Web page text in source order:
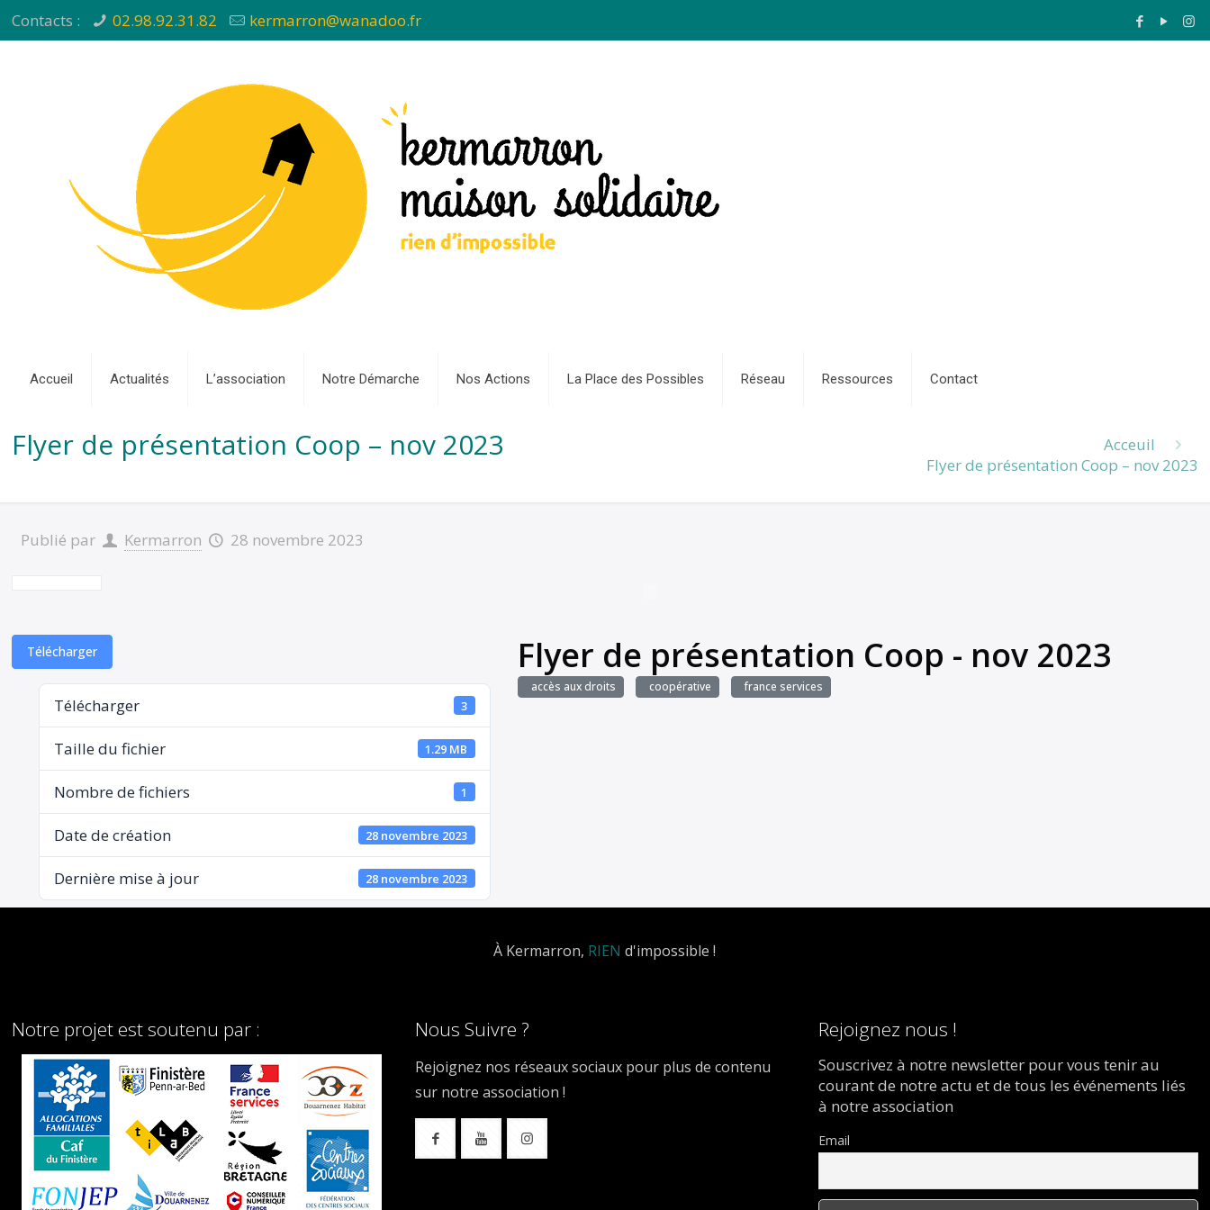
Contacts : 02.98.92.31.82 kermarron@wanadoo.fr
Accueil Actualités L’association Notre Démarche Nos Actions La Place des Possibles Réseau Ressources Contact
Flyer de présentation Coop – nov 2023
Acceuil
Flyer de présentation Coop – nov 2023
Publié par Kermarron 28 novembre 2023
Télécharger
Télécharger 3
Taille du fichier 1.29 MB
Nombre de fichiers 1
Date de création 28 novembre 2023
Dernière mise à jour 28 novembre 2023
Flyer de présentation Coop - nov 2023
accès aux droits coopérative france services
À Kermarron, RIEN d'impossible !
Notre projet est soutenu par : Nous Suivre ?
Rejoignez nos réseaux sociaux pour plus de contenu
sur notre association !
Rejoignez nous !
Souscrivez à notre newsletter pour vous tenir au
courant de notre actu et de tous les événements liés
à notre association
Email